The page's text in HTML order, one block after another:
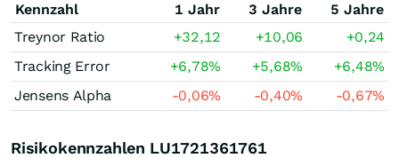
Kennzahl 1 Jahr 3 Jahre
5 Jahre
Treynor Ratio
+32,12 +10,06
+0,24
Tracking Error
+6,78% +5,68% +6,48%
Jensens Alpha
-0,06% -0,40% -0,67%
Risikokennzahlen LU1721361761